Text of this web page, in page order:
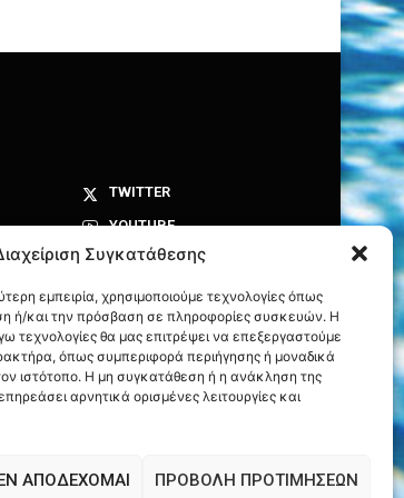
Συγκατάθεσης
εμπειρία, χρησιμοποιούμε τεχνολογίες όπως
ή/και την πρόσβαση σε πληροφορίες συσκευών. Η
τεχνολογίες θα μας επιτρέψει να επεξεργαστούμε
όπως συμπεριφορά περιήγησης ή μοναδικά
ιστότοπο. Η μη συγκατάθεση ή η ανάκληση της
αρνητικά ορισμένες λειτουργίες και
ΑΠΟΔΈΧΟΜΑΙ ΠΡΟΒΟΛΉ ΠΡΟΤΙΜΉΣΕΩΝ
TWITTER
YOUTUBE